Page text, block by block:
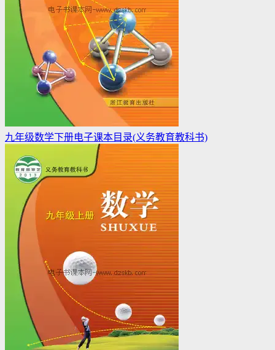
九年级数学下册电子课本目录(义务教育教科书)